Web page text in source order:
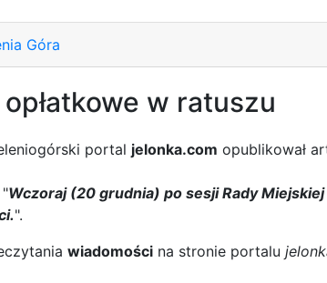
Góra
w ratuszu
portal jelonka.com opublikował
Wczoraj (20 grudnia) po sesji Rady
".
wiadomości na stronie portalu